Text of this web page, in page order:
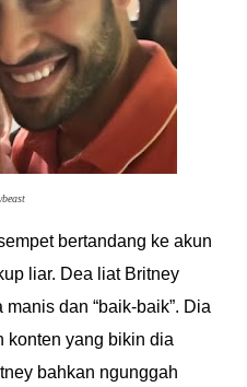
bertandang ke akun
liar. Dea liat Britney
dan “baik-baik”. Dia
konten yang bikin dia
bahkan ngunggah